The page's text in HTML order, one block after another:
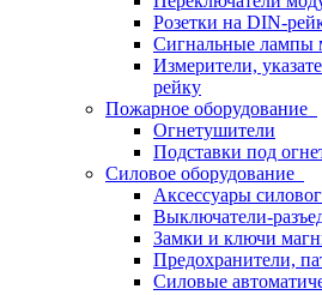
Розетки на DIN-
Сигнальные лампы
Измерители,
рейку
Пожарное оборудование
Огнетушители
Подставки под
Силовое оборудование
Аксессуары
Выключатели-
Замки и ключи
Предохранители,
Силовые